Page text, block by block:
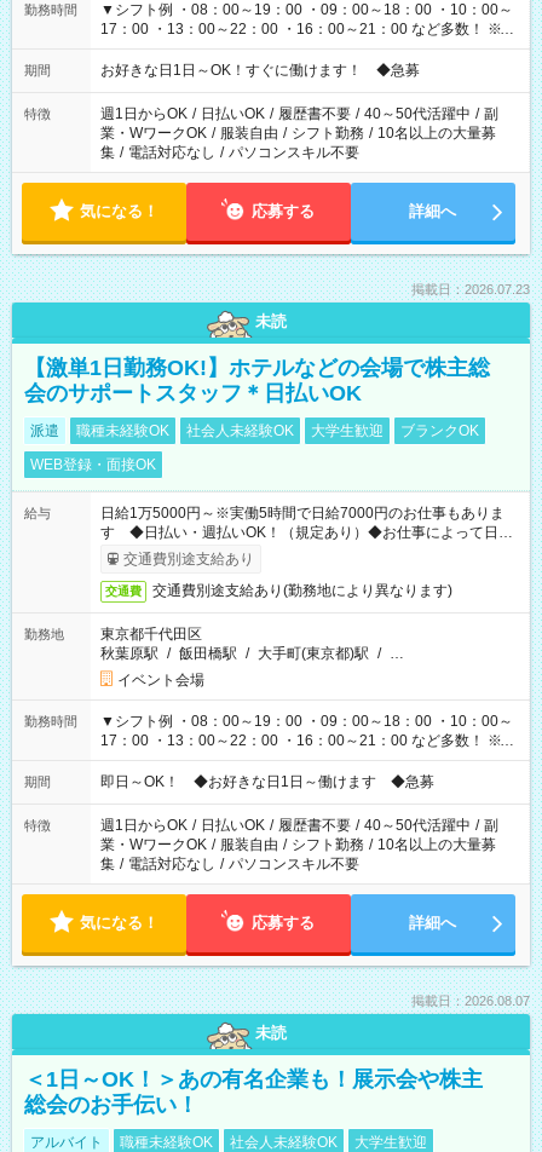
勤務時間
▼シフト例 ・08：00～19：00 ・09：00～18：00 ・10：00～
17：00 ・13：00～22：00 ・16：00～21：00 など多数！ ※お
仕事により勤務時間が異なります
期間 お好きな日1日～OK！すぐに働けます！ ◆急募
特徴 週1日からOK / 日払いOK / 履歴書不要 / 40～50代活躍中 / 副
業・WワークOK / 服装自由 / シフト勤務 / 10名以上の大量募
集 / 電話対応なし / パソコンスキル不要
気になる！ 応募する 詳細へ
掲載日：2026.07.23
未読
【激単1日勤務OK!】ホテルなどの会場で株主総
会のサポートスタッフ＊日払いOK
派遣 職種未経験OK 社会人未経験OK 大学生歓迎
ブランクOK
WEB登録・面接OK
給与
日給1万5000円～※実働5時間で日給7000円のお仕事もありま
す ◆日払い・週払いOK！（規定あり）◆お仕事によって日給
も異なります
交通費別途支給あり
交通費 交通費別途支給あり(勤務地により異なります)
勤務地
東京都千代田区
秋葉原駅 / 飯田橋駅 / 大手町(東京都)駅 / …
イベント会場
勤務時間
▼シフト例 ・08：00～19：00 ・09：00～18：00 ・10：00～
17：00 ・13：00～22：00 ・16：00～21：00 など多数！ ※お
仕事により勤務時間が異なります
期間 即日～OK！ ◆お好きな日1日～働けます ◆急募
特徴 週1日からOK / 日払いOK / 履歴書不要 / 40～50代活躍中 / 副
業・WワークOK / 服装自由 / シフト勤務 / 10名以上の大量募
集 / 電話対応なし / パソコンスキル不要
気になる！ 応募する 詳細へ
掲載日：2026.08.07
未読
＜1日～OK！＞あの有名企業も！展示会や株主
総会のお手伝い！
アルバイト 職種未経験OK 社会人未経験OK
大学生歓迎